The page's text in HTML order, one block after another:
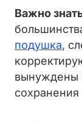
Важно
подушка,
вынуждены